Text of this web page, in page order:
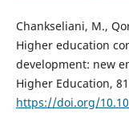
Chankseliani, M.,
Higher education
development: new
Higher Education,
https://doi.org/